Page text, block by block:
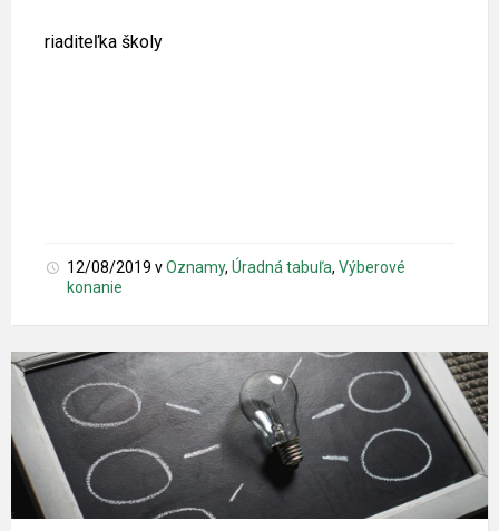
riaditeľka školy
12/08/2019 vOznamy, Úradná tabuľa, Výberové
konanie